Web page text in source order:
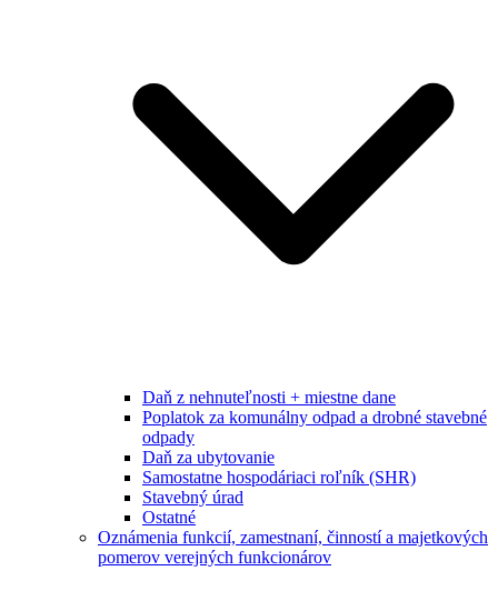
Daň z nehnuteľnosti + miestne dane
Poplatok za komunálny odpad a drobné stavebné
odpady
Daň za ubytovanie
Samostatne hospodáriaci roľník (SHR)
Stavebný úrad
Ostatné
Oznámenia funkcií, zamestnaní, činností a majetkových
pomerov verejných funkcionárov